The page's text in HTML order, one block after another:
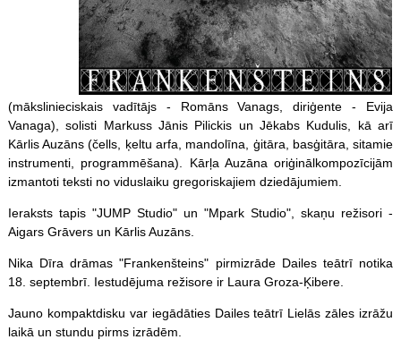
(mākslinieciskais vadītājs - Romāns Vanags, diriģente - Evija
Vanaga), solisti Markuss Jānis Pilickis un Jēkabs Kudulis, kā arī
Kārlis Auzāns (čells, ķeltu arfa, mandolīna, ģitāra, basģitāra, sitamie
instrumenti, programmēšana). Kārļa Auzāna oriģinālkompozīcijām
izmantoti teksti no viduslaiku gregoriskajiem dziedājumiem.
Ieraksts tapis "JUMP Studio" un "Mpark Studio", skaņu režisori -
Aigars Grāvers un Kārlis Auzāns.
Nika Dīra drāmas "Frankenšteins" pirmizrāde Dailes teātrī notika
18. septembrī. Iestudējuma režisore ir Laura Groza-Ķibere.
Jauno kompaktdisku var iegādāties Dailes teātrī Lielās zāles izrāžu
laikā un stundu pirms izrādēm.